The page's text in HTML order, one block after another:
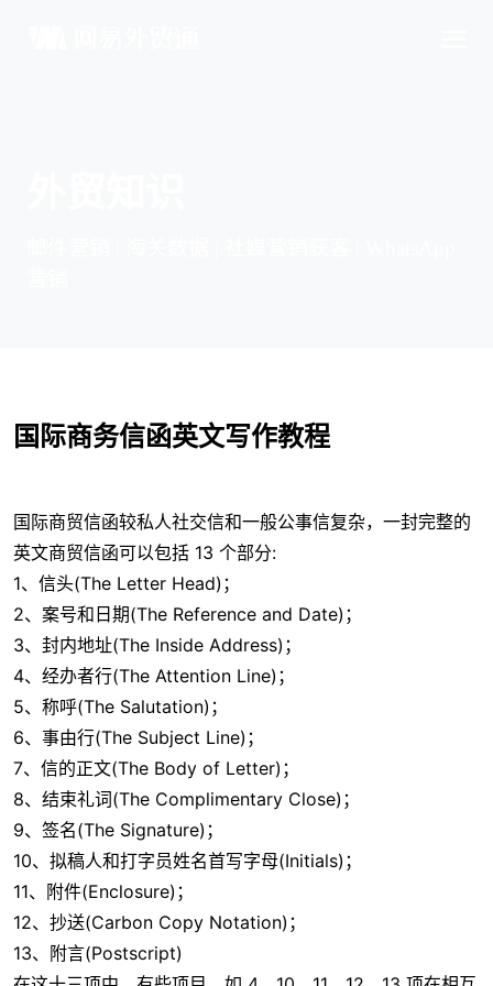
国际商务信函英文写作教程
国际商贸信函较私人社交信和一般公事信复杂，一封完整的
英文商贸信函可以包括 13 个部分:
1、信头(The Letter Head)；
2、案号和日期(The Reference and Date)；
3、封内地址(The Inside Address)；
4、经办者行(The Attention Line)；
5、称呼(The Salutation)；
6、事由行(The Subject Line)；
7、信的正文(The Body of Letter)；
8、结束礼词(The Complimentary Close)；
9、签名(The Signature)；
10、拟稿人和打字员姓名首写字母(Initials)；
11、附件(Enclosure)；
12、抄送(Carbon Copy Notation)；
13、附言(Postscript)